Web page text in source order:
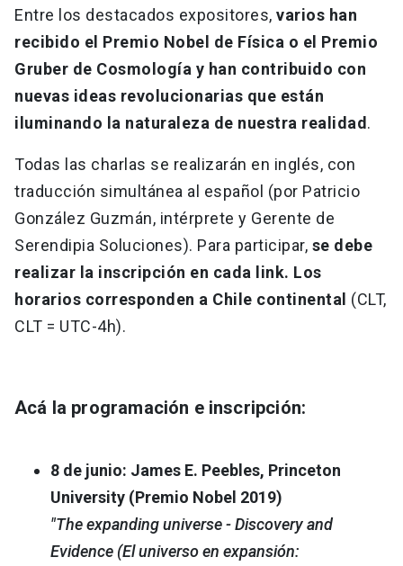
Entre los destacados expositores, varios han
recibido el Premio Nobel de Física o el Premio
Gruber de Cosmología y han contribuido con
nuevas ideas revolucionarias que están
iluminando la naturaleza de nuestra realidad .
Todas las charlas se realizarán en inglés, con
traducción simultánea al español (por Patricio
González Guzmán, intérprete y Gerente de
Serendipia Soluciones). Para participar, se debe
realizar la inscripción en cada link. Los
horarios corresponden a Chile continental (CLT,
CLT = UTC-4h).
Acá la programación e inscripción:
8 de junio: James E. Peebles, Princeton
University (Premio Nobel 2019)
"The expanding universe - Discovery and
Evidence (El universo en expansión: